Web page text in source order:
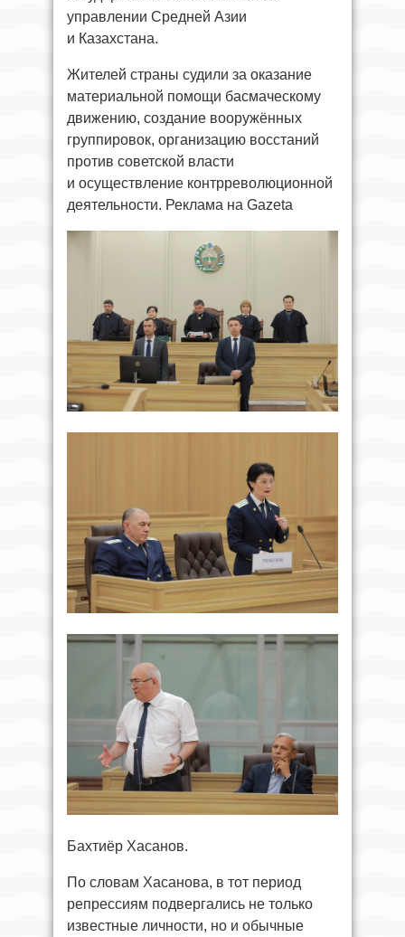
управлении Средней Азии
и Казахстана.
Жителей страны судили за оказание
материальной помощи басмаческому
движению, создание вооружённых
группировок, организацию восстаний
против советской власти
и осуществление контрреволюционной
деятельности. Реклама на Gazeta
Бахтиёр Хасанов.
По словам Хасанова, в тот период
репрессиям подвергались не только
известные личности, но и обычные